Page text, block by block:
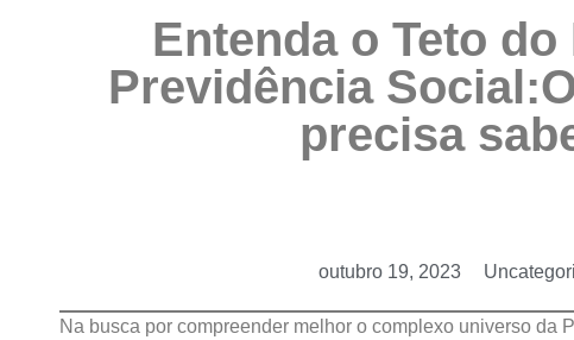
Entenda o Teto do
Previdência
precisa
outubro 19, 2023
Na busca por compreender melhor o complexo universo da